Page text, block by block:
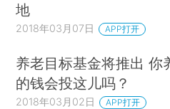
地
2018年03月07日 APP打开
养老目标基金将推出 你
的钱会投这儿吗？
2018年03月02日 APP打开